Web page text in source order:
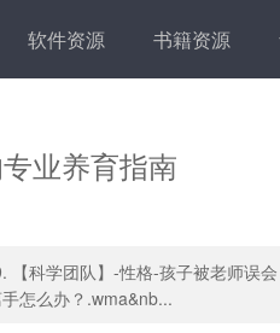
软件资源 书籍资源
业养育指南
科学团队】-性格-孩子被老师误
怎么办？.wma&nb...